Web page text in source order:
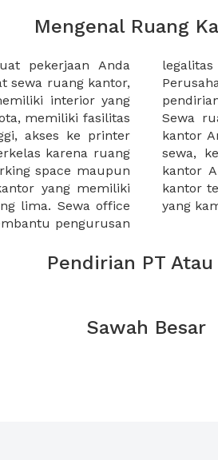
Mengenal Ruang
pekerjaan Anda
sewa ruang kantor,
interior yang
memiliki fasilitas
akses ke printer
karena ruang
space maupun
yang memiliki
lima. Sewa office
pengurusan
Tanda Domisili
dan atau akte
usaha Anda.
proses sewa
yang akan anda
calon
untuk sewa
karena harga
yang
Pendirian PT Atau
Sawah Besar